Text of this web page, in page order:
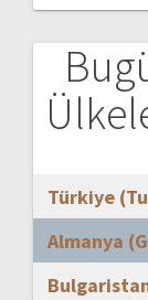
Türkiye
Almanya